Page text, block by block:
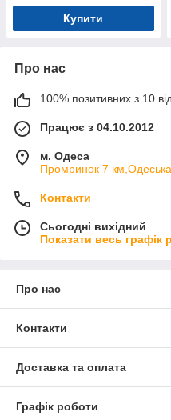
Купити
Про нас
100% позитивних з 10
Працює з 04.10.2012
м. Одеса
Промринок 7
Контакти
Сьогодні вихідний
Показати весь графік
Про нас
Контакти
Доставка та оплата
Графік роботи